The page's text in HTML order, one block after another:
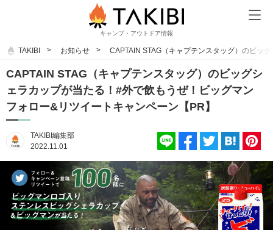
キャンプ・アウトドア情報
TAKIBI お知らせ CAPTAIN STAG（キャプテンスタッグ）のビッ
CAPTAIN STAG（キャプテンスタッグ）のビッグシ
ェラカップが当たる！#外で飲もうぜ！ビッグマン
フォロー&リツイートキャンペーン【PR】
TAKIBI編集部
2022.11.01